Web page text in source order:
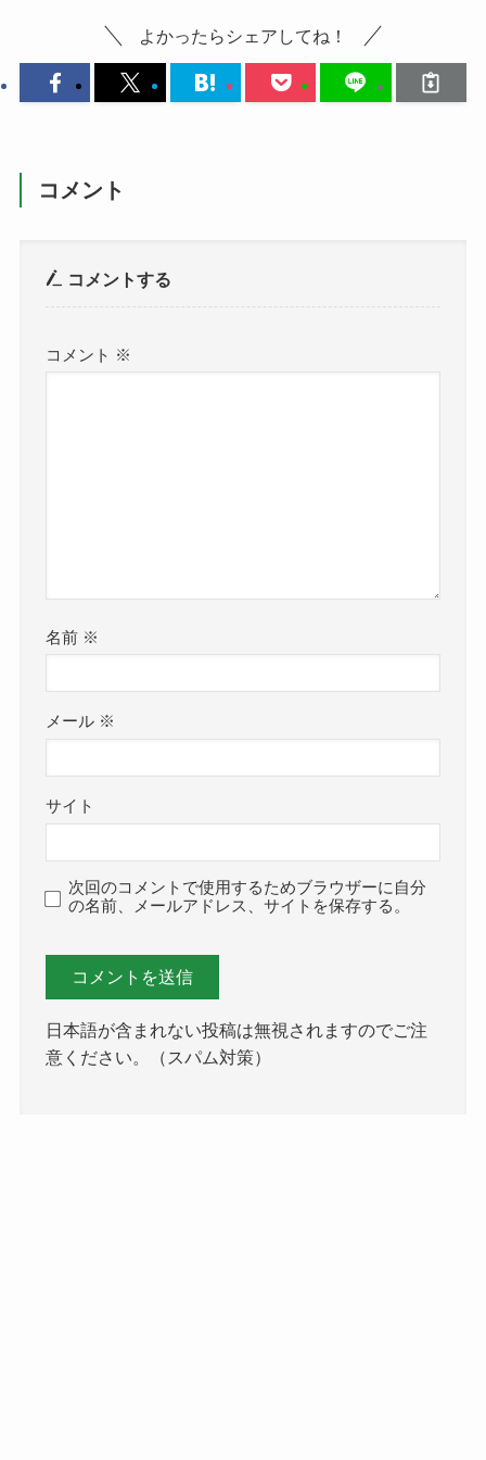
よかったらシェアしてね！
コメント
コメントする
コメント ※
名前 ※
メール ※
サイト
次回のコメントで使用するためブラウザーに自分
の名前、メールアドレス、サイトを保存する。
日本語が含まれない投稿は無視されますのでご注
意ください。（スパム対策）